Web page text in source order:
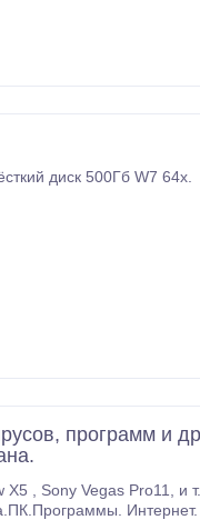
диск 500Гб W7 64x.
программ и
Pro11, и т.д)